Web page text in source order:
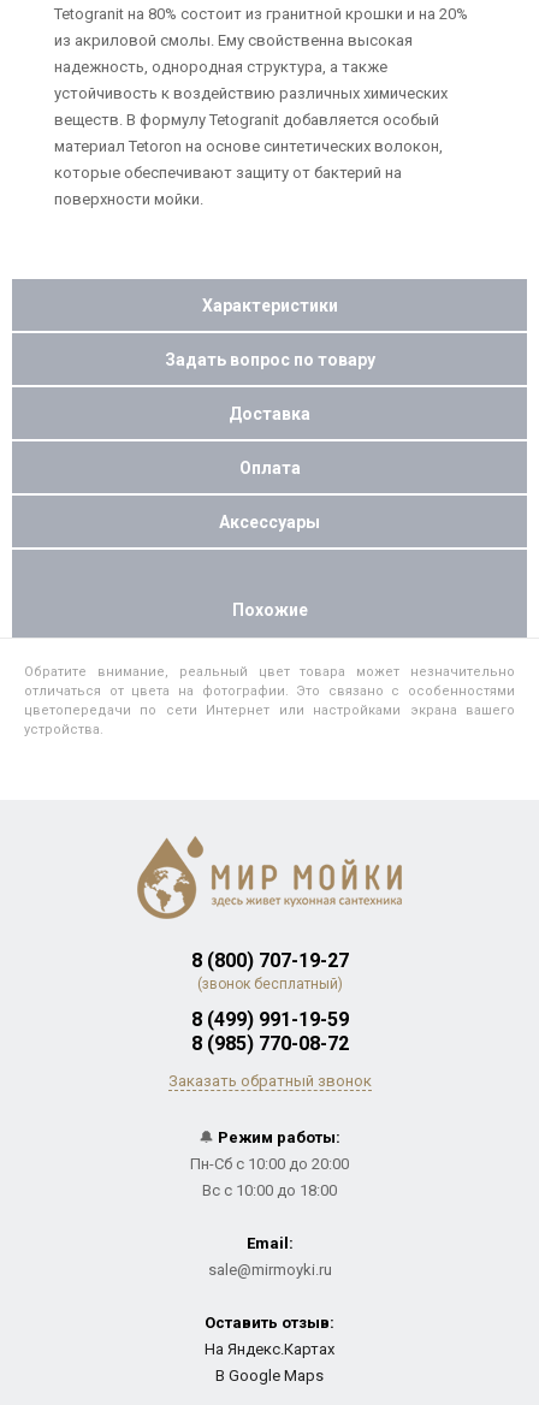
Tetogranit на 80% состоит из гранитной крошки и на 20%
из акриловой смолы. Ему свойственна высокая
надежность, однородная структура, а также
устойчивость к воздействию различных химических
веществ. В формулу Tetogranit добавляется особый
материал Tetoron на основе синтетических волокон,
которые обеспечивают защиту от бактерий на
поверхности мойки.
Характеристики
Задать вопрос по товару
Доставка
Оплата
Аксессуары
Похожие
Обратите внимание, реальный цвет товара может незначительно
отличаться от цвета на фотографии. Это связано с особенностями
цветопередачи по сети Интернет или настройками экрана вашего
устройства.
8 (800) 707-19-27
(звонок бесплатный)
8 (499) 991-19-59
8 (985) 770-08-72
Заказать обратный звонок
🔔 Режим работы:
Пн-Сб с 10:00 до 20:00
Вс с 10:00 до 18:00
Email:
sale@mirmoyki.ru
Оставить отзыв:
На Яндекс.Картах
В Google Maps